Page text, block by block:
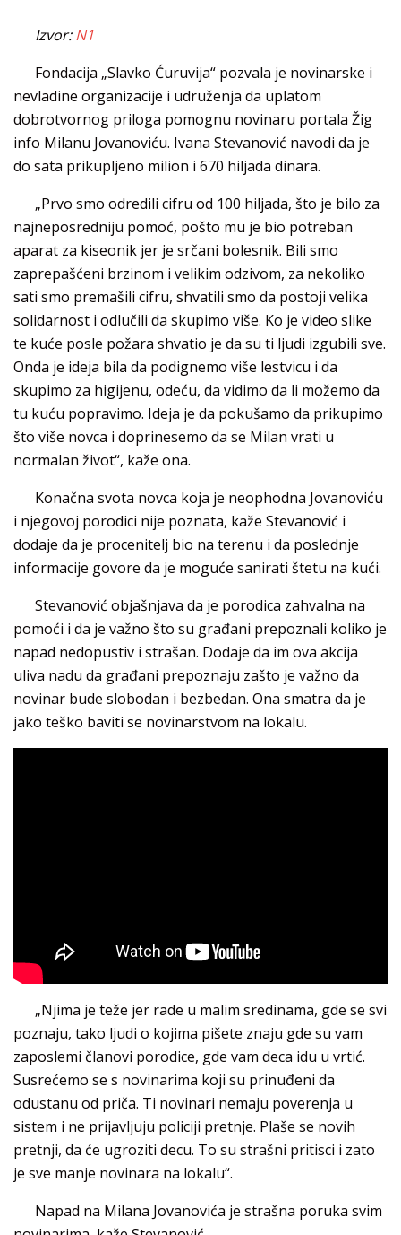
Izvor:N1
Fondacija „Slavko Ćuruvija“ pozvala je novinarske i
nevladine organizacije i udruženja da uplatom
dobrotvornog priloga pomognu novinaru portala Žig
info Milanu Jovanoviću. Ivana Stevanović navodi da je
do sata prikupljeno milion i 670 hiljada dinara.
„Prvo smo odredili cifru od 100 hiljada, što je bilo za
najneposredniju pomoć, pošto mu je bio potreban
aparat za kiseonik jer je srčani bolesnik. Bili smo
zaprepašćeni brzinom i velikim odzivom, za nekoliko
sati smo premašili cifru, shvatili smo da postoji velika
solidarnost i odlučili da skupimo više. Ko je video slike
te kuće posle požara shvatio je da su ti ljudi izgubili sve.
Onda je ideja bila da podignemo više lestvicu i da
skupimo za higijenu, odeću, da vidimo da li možemo da
tu kuću popravimo. Ideja je da pokušamo da prikupimo
što više novca i doprinesemo da se Milan vrati u
normalan život“, kaže ona.
Konačna svota novca koja je neophodna Jovanoviću
i njegovoj porodici nije poznata, kaže Stevanović i
dodaje da je procenitelj bio na terenu i da poslednje
informacije govore da je moguće sanirati štetu na kući.
Stevanović objašnjava da je porodica zahvalna na
pomoći i da je važno što su građani prepoznali koliko je
napad nedopustiv i strašan. Dodaje da im ova akcija
uliva nadu da građani prepoznaju zašto je važno da
novinar bude slobodan i bezbedan. Ona smatra da je
jako teško baviti se novinarstvom na lokalu.
„Njima je teže jer rade u malim sredinama, gde se svi
poznaju, tako ljudi o kojima pišete znaju gde su vam
zaposlemi članovi porodice, gde vam deca idu u vrtić.
Susrećemo se s novinarima koji su prinuđeni da
odustanu od priča. Ti novinari nemaju poverenja u
sistem i ne prijavljuju policiji pretnje. Plaše se novih
pretnji, da će ugroziti decu. To su strašni pritisci i zato
je sve manje novinara na lokalu“.
Napad na Milana Jovanovića je strašna poruka svim